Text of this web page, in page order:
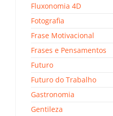
Fluxonomia 4D
Fotografia
Frase Motivacional
Frases e Pensamentos
Futuro
Futuro do Trabalho
Gastronomia
Gentileza